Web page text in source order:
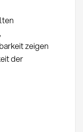
zeigen
der